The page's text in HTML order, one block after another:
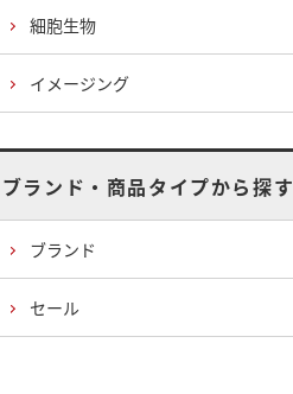
細胞生物
イメージング
ブランド・商品タイプから探す
ブランド
セール